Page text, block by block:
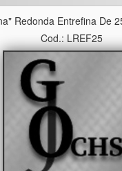
Redonda Entrefina De
Cod.: LREF25